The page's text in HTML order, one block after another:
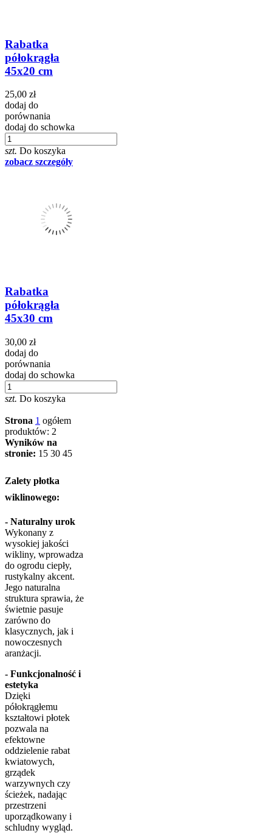
Rabatka
półokrągła
45x20 cm
25,00 zł
dodaj do
porównania
dodaj do schowka
szt. Do koszyka
zobacz szczegóły
Rabatka
półokrągła
45x30 cm
30,00 zł
dodaj do
porównania
dodaj do schowka
szt. Do koszyka
Strona 1 ogółem
produktów: 2
Wyników na
stronie: 15 30 45
Zalety płotka
wiklinowego:
- Naturalny urok
Wykonany z
wysokiej jakości
wikliny, wprowadza
do ogrodu ciepły,
rustykalny akcent.
Jego naturalna
struktura sprawia, że
świetnie pasuje
zarówno do
klasycznych, jak i
nowoczesnych
aranżacji.
- Funkcjonalność i
estetyka
Dzięki
półokrągłemu
kształtowi płotek
pozwala na
efektowne
oddzielenie rabat
kwiatowych,
grządek
warzywnych czy
ścieżek, nadając
przestrzeni
uporządkowany i
schludny wygląd.